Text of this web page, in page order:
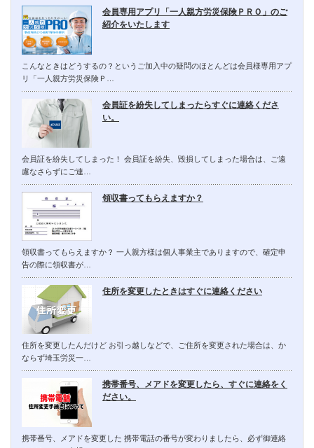
会員専用アプリ「一人親方労災保険ＰＲＯ」のご
紹介をいたします
こんなときはどうするの？というご加入中の疑問のほとんどは会員様専用アプ
リ「一人親方労災保険Ｐ…
会員証を紛失してしまったらすぐに連絡くださ
い。
会員証を紛失してしまった！ 会員証を紛失、毀損してしまった場合は、ご遠
慮なさらずにご連…
領収書ってもらえますか？
領収書ってもらえますか？ 一人親方様は個人事業主でありますので、確定申
告の際に領収書が…
住所を変更したときはすぐに連絡ください
住所を変更したんだけど お引っ越しなどで、ご住所を変更された場合は、か
ならず埼玉労災一…
携帯番号、メアドを変更したら、すぐに連絡をく
ださい。
携帯番号、メアドを変更した 携帯電話の番号が変わりましたら、必ず御連絡